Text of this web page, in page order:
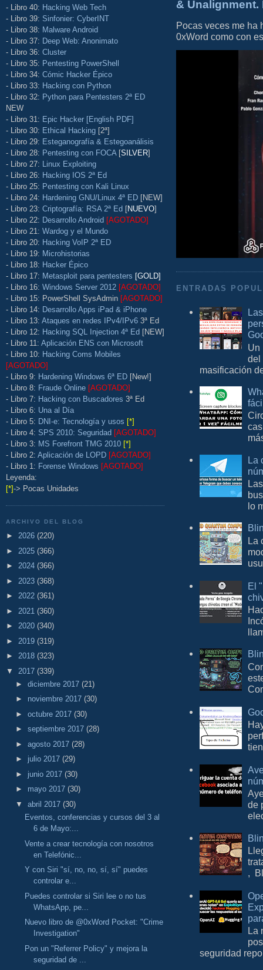
- Libro 40: Hacking Web Tech
- Libro 39: Sinfonier: CyberINT
- Libro 38: Malware Android
- Libro 37: Deep Web: Anonimato
- Libro 36: Cluster
- Libro 35: Pentesting PowerShell
- Libro 34: Cómic Hacker Épico
- Libro 33: Hacking con Python
- Libro 32: Python para Pentesters 2ª ED
NEW
- Libro 31: Epic Hacker [English PDF]
- Libro 30: Ethical Hacking [2ª]
- Libro 29: Esteganografía & Estegoanálisis
- Libro 28: Pentesting con FOCA [SILVER]
- Libro 27: Linux Exploiting
- Libro 26: Hacking IOS 2ª Ed
- Libro 25: Pentesting con Kali Linux
- Libro 24: Hardening GNU/Linux 4ª ED [NEW]
- Libro 23: Criptografía: RSA 2ª Ed [NUEVO]
- Libro 22: Desarrollo Android [AGOTADO]
- Libro 21: Wardog y el Mundo
- Libro 20: Hacking VoIP 2ª ED
- Libro 19: Microhistorias
- Libro 18: Hacker Épico
- Libro 17: Metasploit para pentesters [GOLD]
- Libro 16: Windows Server 2012 [AGOTADO]
- Libro 15: PowerShell SysAdmin [AGOTADO]
- Libro 14: Desarrollo Apps iPad & iPhone
- Libro 13: Ataques en redes IPv4/IPv6 3ª Ed
- Libro 12: Hacking SQL Injection 4ª Ed [NEW]
- Libro 11: Aplicación ENS con Microsoft
- Libro 10: Hacking Coms Mobiles
[AGOTADO]
- Libro 9: Hardening Windows 6ª ED [New!]
- Libro 8: Fraude Online [AGOTADO]
- Libro 7: Hacking con Buscadores 3ª Ed
- Libro 6: Una al Día
- Libro 5: DNI-e: Tecnología y usos [*]
- Libro 4: SPS 2010: Seguridad [AGOTADO]
- Libro 3: MS Forefront TMG 2010 [*]
- Libro 2: Aplicación de LOPD [AGOTADO]
- Libro 1: Forense Windows [AGOTADO]
Leyenda:
[*]-> Pocas Unidades
ARCHIVO DEL BLOG
► 2026 (220)
► 2025 (366)
► 2024 (366)
► 2023 (368)
► 2022 (361)
► 2021 (360)
► 2020 (340)
► 2019 (319)
► 2018 (323)
▼ 2017 (339)
► diciembre 2017 (21)
► noviembre 2017 (30)
► octubre 2017 (30)
► septiembre 2017 (28)
► agosto 2017 (28)
► julio 2017 (29)
► junio 2017 (30)
► mayo 2017 (30)
▼ abril 2017 (30)
Eventos, conferencias y cursos del 3 al
6 de Mayo:...
Vente a crear tecnología con nosotros
en Telefónic...
Y con Siri "sí, no, no, sí, sí" puedes
controlar e...
Puedes controlar si Siri lee o no tus
WhatsApp, pe...
Nuevo libro de @0xWord Pocket: "Crime
Investigation"
Pon un "Referrer Policy" y mejora la
seguridad de ...
&
Pocas veces me ha
0xWord como con
ENTRADAS
Un
del
masificación
La
lo
La
El
de
,
La
seguridad